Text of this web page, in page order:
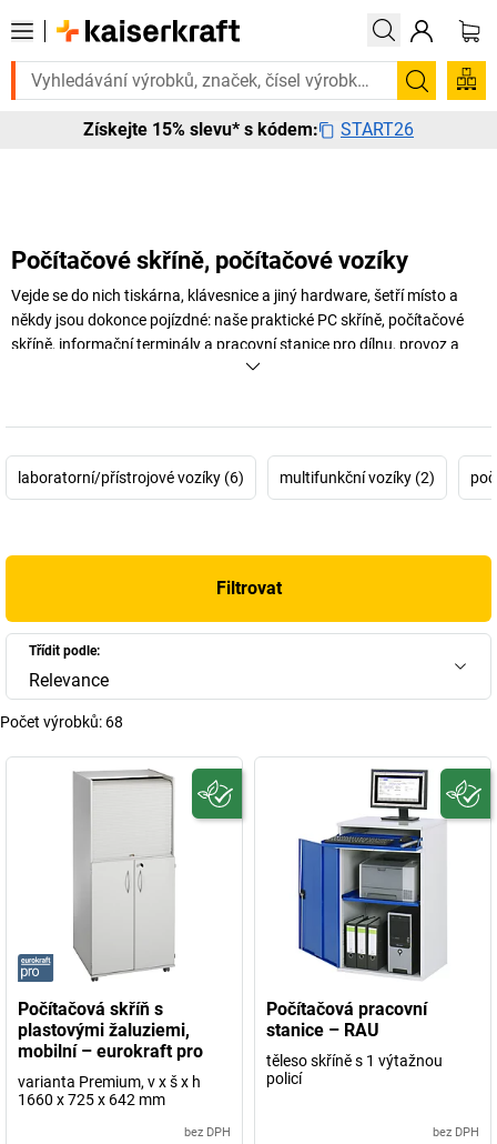
urgentně? Vybrané bestsellery doručíme do 72 hodin. Prohlédněte
Hledání
Získejte 15% slevu* s kódem: START26
Počítačové skříně, počítačové vozíky
Vejde se do nich tiskárna, klávesnice a jiný hardware, šetří místo a
někdy jsou dokonce pojízdné: naše praktické PC skříně, počítačové
skříně, informační terminály a pracovní stanice pro dílnu, provoz a
sklad. A ještě něco… V sortimentu máme mimo jiné také skříně na
laboratorní/přístrojové vozíky (6) multifunkční vozíky (2)
Filtrovat
Třídit podle:
Relevance
Počet výrobků: 68
Počítačová skříň s
plastovými žaluziemi,
mobilní – eurokraft pro
varianta Premium, v x š x h
1660 x 725 x 642 mm
bez DPH
Počítačová pracovní
stanice – RAU
těleso skříně s 1 výtažnou
policí
bez DPH